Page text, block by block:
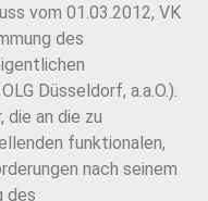
vom 01.03.2012, VK
des
Düsseldorf, a.a.O.).
an die zu
funktionalen,
nach seinem
des